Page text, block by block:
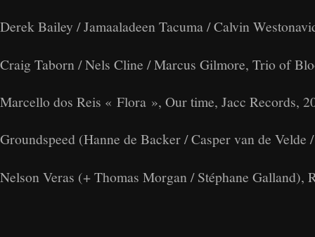
Derek Bailey / Jamaaladeen Tacuma / Calvin
Craig Taborn / Nels Cline / Marcus Gilmore, Trio of
Marcello dos Reis « Flora », Our time, Jacc Records,
Groundspeed (Hanne de Backer / Casper van de
Nelson Veras (+ Thomas Morgan / Stéphane